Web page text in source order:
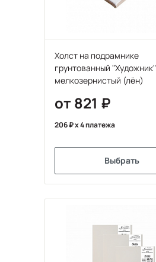
Холст на подрамнике
грунтованный "Художник"
мелкозернистый (лён)
от 821
206 x 4 платежа
Выбрать